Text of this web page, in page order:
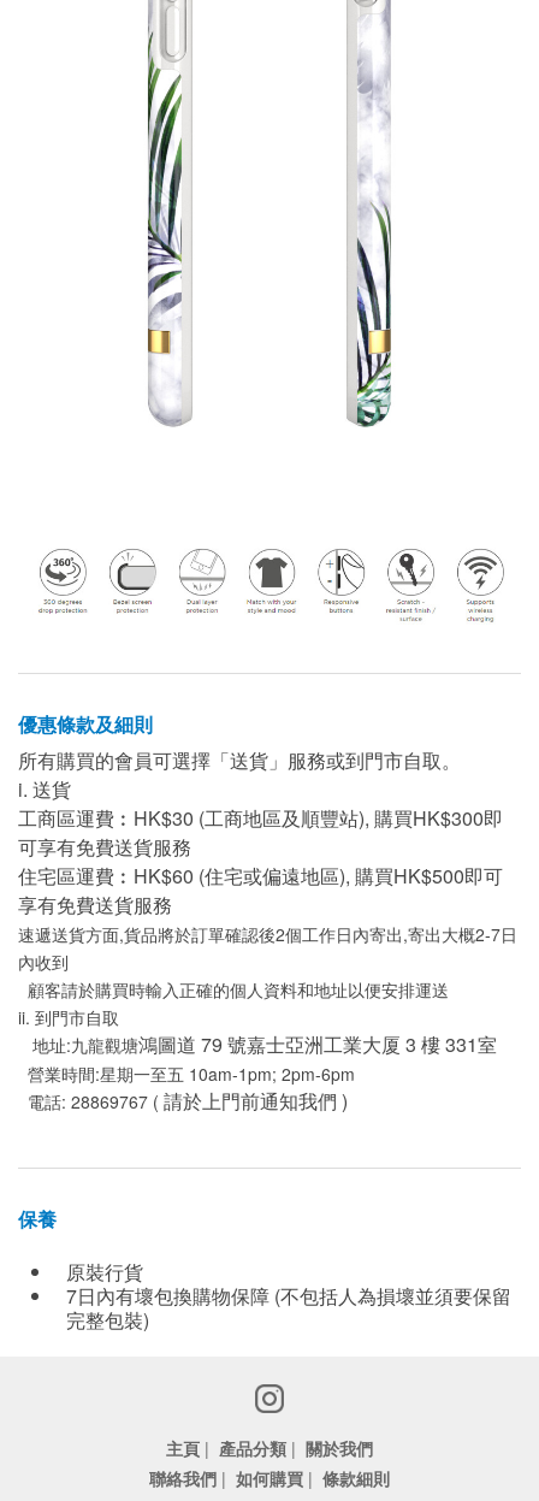
優惠條款及細則
所有購買的會員可選擇「送貨」服務或到門市自取。
i. 送貨
工商區運費︰HK$30 (工商地區及順豐站), 購買HK$300即
可享有免費送貨服務
住宅區運費︰HK$60 (住宅或偏遠地區), 購買HK$500即可
享有免費送貨服務
速遞送貨方面,貨品將於訂單確認後2個工作日內寄出,寄出大概2-7日
內收到
顧客請於購買時輸入正確的個人資料和地址以便安排運送
ii. 到門市自取
地址:九龍觀塘鴻圖道 79 號嘉士亞洲工業大厦 3 樓 331室
營業時間:星期一至五 10am-1pm; 2pm-6pm
電話: 28869767 ( 請於上門前通知我們 )
保養
原裝行貨
7日內有壞包換購物保障 (不包括人為損壞並須要保留
完整包裝)
主頁 | 產品分類 | 關於我們
聯絡我們 | 如何購買 | 條款細則